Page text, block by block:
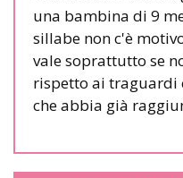
una bambina di 9
sillabe non c'è
vale soprattutto se
rispetto ai traguardi
che abbia già